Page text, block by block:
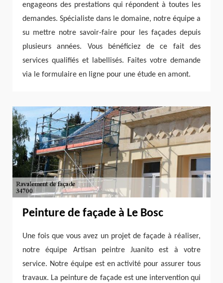
engageons des prestations qui répondent à toutes les
demandes. Spécialiste dans le domaine, notre équipe a
su mettre notre savoir-faire pour les façades depuis
plusieurs années. Vous bénéficiez de ce fait des
services qualifiés et labellisés. Faites votre demande
via le formulaire en ligne pour une étude en amont.
Peinture de façade à Le Bosc
Une fois que vous avez un projet de façade à réaliser,
notre équipe Artisan peintre Juanito est à votre
service. Notre équipe est en activité pour assurer tous
travaux. La peinture de façade est une intervention qui